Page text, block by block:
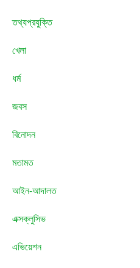
তথ্যপ্রযুক্তি
খেলা
ধর্ম
জবস
বিনোদন
মতামত
আইন-আদালত
এক্সক্লুসিভ
এভিয়েশন